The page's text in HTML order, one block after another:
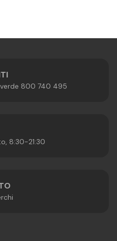
800 740 495
8:30-21:30